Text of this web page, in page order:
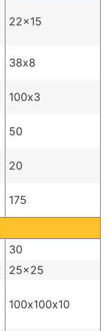
22x15
38х8
100х3
50
20
175
30
25x25
100х100х10